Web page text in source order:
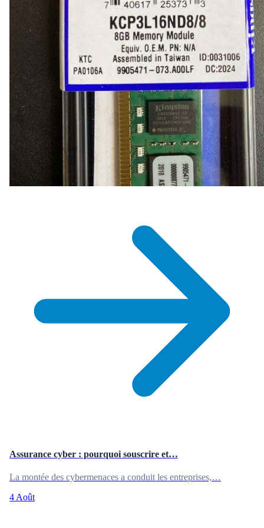
Assurance cyber : pourquoi souscrire et…
La montée des cybermenaces a conduit les entreprises,…
4 Août